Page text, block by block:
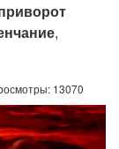
,
13070